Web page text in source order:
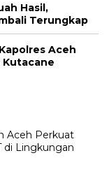
Hasil,
Terungkap
Aceh
Kutacane